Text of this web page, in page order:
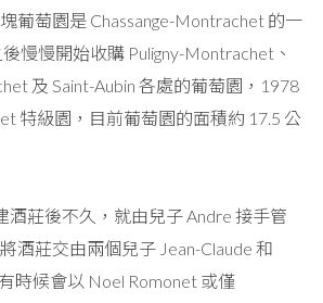
葡萄園是 Chassange-Montrachet 的一
慢慢開始收購 Puligny-Montrachet、
及 Saint-Aubin 各處的葡萄園，1978
特級園，目前葡萄園的面積約 17.5 公
酒莊後不久，就由兒子 Andre 接手管
酒莊交由兩個兒子 Jean-Claude 和
時候會以 Noel Romonet 或僅